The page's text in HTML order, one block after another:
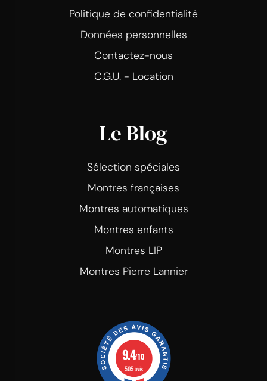
Politique de confidentialité
Données personnelles
Contactez-nous
C.G.U. - Location
Le Blog
Sélection spéciales
Montres françaises
Montres automatiques
Montres enfants
Montres LIP
Montres Pierre Lannier
9.4/10
505 avis